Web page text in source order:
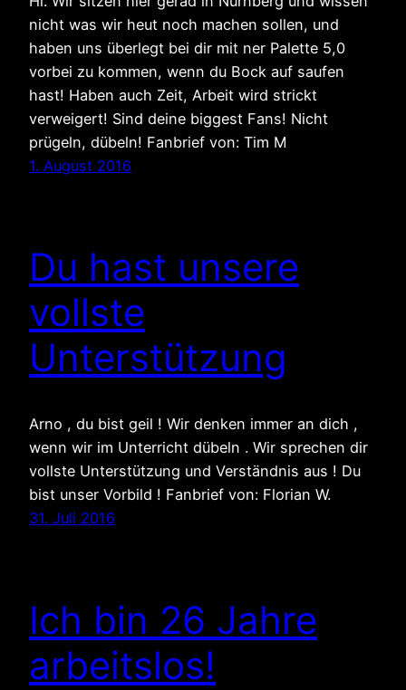
nicht was wir heut noch machen sollen, und
haben uns überlegt bei dir mit ner Palette 5,0
vorbei zu kommen, wenn du Bock auf saufen
hast! Haben auch Zeit, Arbeit wird strickt
verweigert! Sind deine biggest Fans! Nicht
prügeln, dübeln! Fanbrief von: Tim M
1. August 2016
Du hast unsere
vollste
Unterstützung
Arno , du bist geil ! Wir denken immer an dich ,
wenn wir im Unterricht dübeln . Wir sprechen dir
vollste Unterstützung und Verständnis aus ! Du
bist unser Vorbild ! Fanbrief von: Florian W.
31. Juli 2016
Ich bin 26 Jahre
arbeitslos!